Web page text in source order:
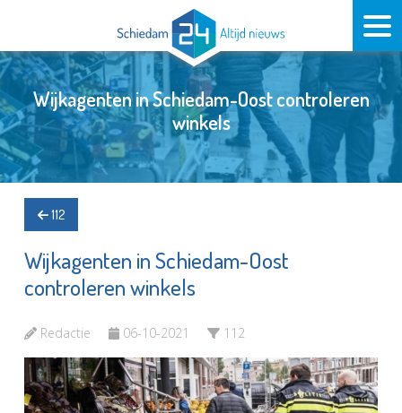
Wijkagenten in Schiedam-Oost controleren
winkels
112
Wijkagenten in Schiedam-Oost
controleren winkels
Redactie 06-10-2021 112